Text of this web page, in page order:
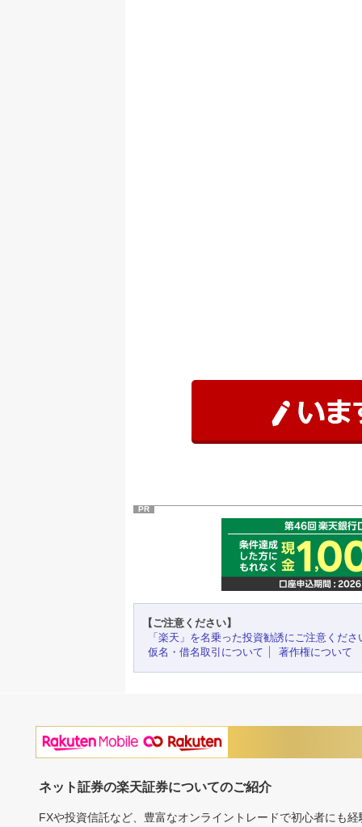
PR
【ご注意ください】
「楽天」を名乗った投資勧誘にご注意くださ
仮名・借名取引について
著作権について
ネット証券の楽天証券についてのご紹介
FXや投資信託など、豊富なオンライントレードで初心者にも